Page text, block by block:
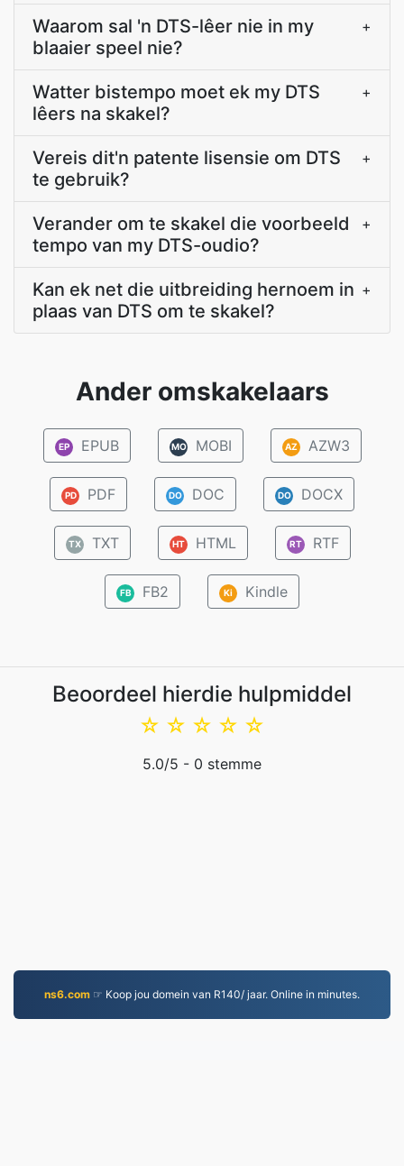
Waarom sal 'n DTS-lêer nie in my
blaaier speel nie?
+
Watter bistempo moet ek my DTS
lêers na skakel?
+
Vereis dit'n patente lisensie om DTS
te gebruik?
+
Verander om te skakel die voorbeeld
tempo van my DTS-oudio?
+
Kan ek net die uitbreiding hernoem in
plaas van DTS om te skakel?
+
Ander omskakelaars
EP EPUB MO MOBI AZ AZW3
PD PDF DO DOC DO DOCX
TX TXT HT HTML RT RTF
FB FB2 Ki Kindle
Beoordeel hierdie hulpmiddel
☆
☆
☆
☆
☆
5.0/5 - 0 stemme
ns6.com ☞ Koop jou domein van R140/ jaar. Online in minutes.